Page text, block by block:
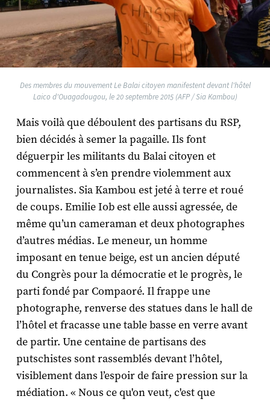
Des membres du mouvement Le Balai citoyen manifestent devant l'hôtel
Laico d'Ouagadougou, le 20 septembre 2015 (AFP / Sia Kambou)
Mais voilà que déboulent des partisans du RSP,
bien décidés à semer la pagaille. Ils font
déguerpir les militants du Balai citoyen et
commencent à s’en prendre violemment aux
journalistes. Sia Kambou est jeté à terre et roué
de coups. Emilie Iob est elle aussi agressée, de
même qu’un cameraman et deux photographes
d’autres médias. Le meneur, un homme
imposant en tenue beige, est un ancien député
du Congrès pour la démocratie et le progrès, le
parti fondé par Compaoré. Il frappe une
photographe, renverse des statues dans le hall de
l’hôtel et fracasse une table basse en verre avant
de partir. Une centaine de partisans des
putschistes sont rassemblés devant l’hôtel,
visiblement dans l’espoir de faire pression sur la
médiation. « Nous ce qu'on veut, c'est que